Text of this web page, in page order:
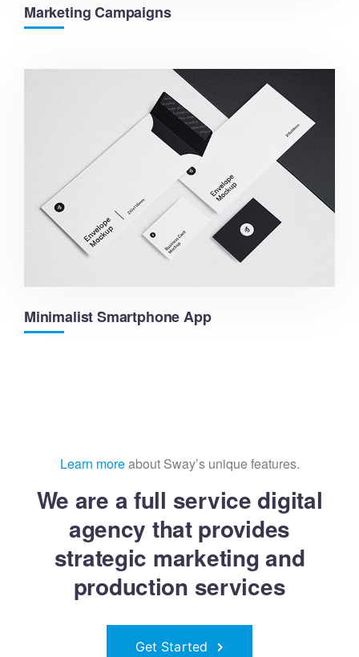
Marketing Campaigns
Minimalist Smartphone App
Learn moreabout Sway’s unique features.
We are a full service digital
agency that provides
strategic marketing and
production services
Get Started